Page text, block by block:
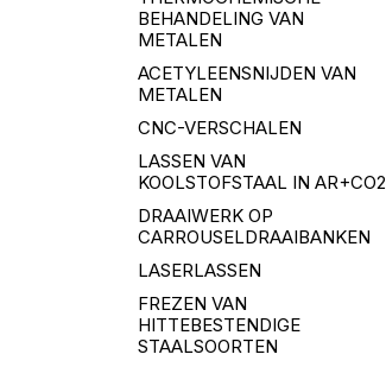
BEHANDELING VAN
METALEN
ACETYLEENSNIJDEN VAN
METALEN
CNC-VERSCHALEN
LASSEN VAN
KOOLSTOFSTAAL IN AR+CO2
DRAAIWERK OP
CARROUSELDRAAIBANKEN
LASERLASSEN
FREZEN VAN
HITTEBESTENDIGE
STAALSOORTEN